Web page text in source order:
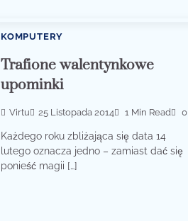
KOMPUTERY
Trafione walentynkowe
upominki
Virtu 25 Listopada 2014 1 Min Read 0
Każdego roku zbliżająca się data 14
lutego oznacza jedno – zamiast dać się
ponieść magii […]